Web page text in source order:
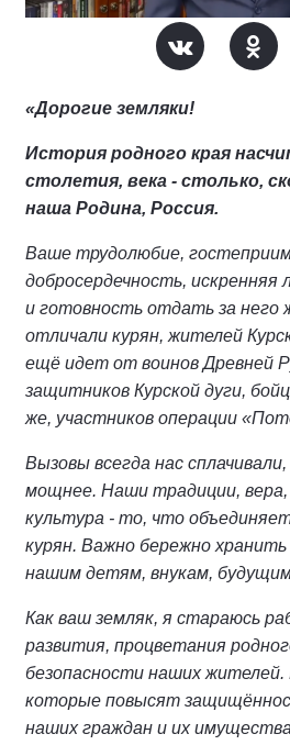
«Дорогие земляки!
История родного края
столетия, века - столько,
наша Родина, Россия.
Ваше трудолюбие,
добросердечность, искренняя
и готовность отдать за него
отличали курян, жителей
ещё идет от воинов Древней
защитников Курской дуги,
же, участников операции
Вызовы всегда нас
мощнее. Наши традиции, вера,
культура - то, что
курян. Важно бережно
нашим детям, внукам,
Как ваш земляк, я стараюсь
развития, процветания
безопасности наших
которые повысят
наших граждан и их